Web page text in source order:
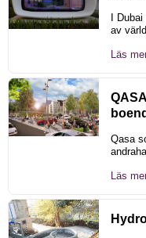
I
av
Läs
Qasa
Läs